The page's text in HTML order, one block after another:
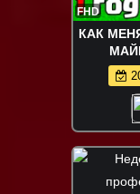
FHD
КАК